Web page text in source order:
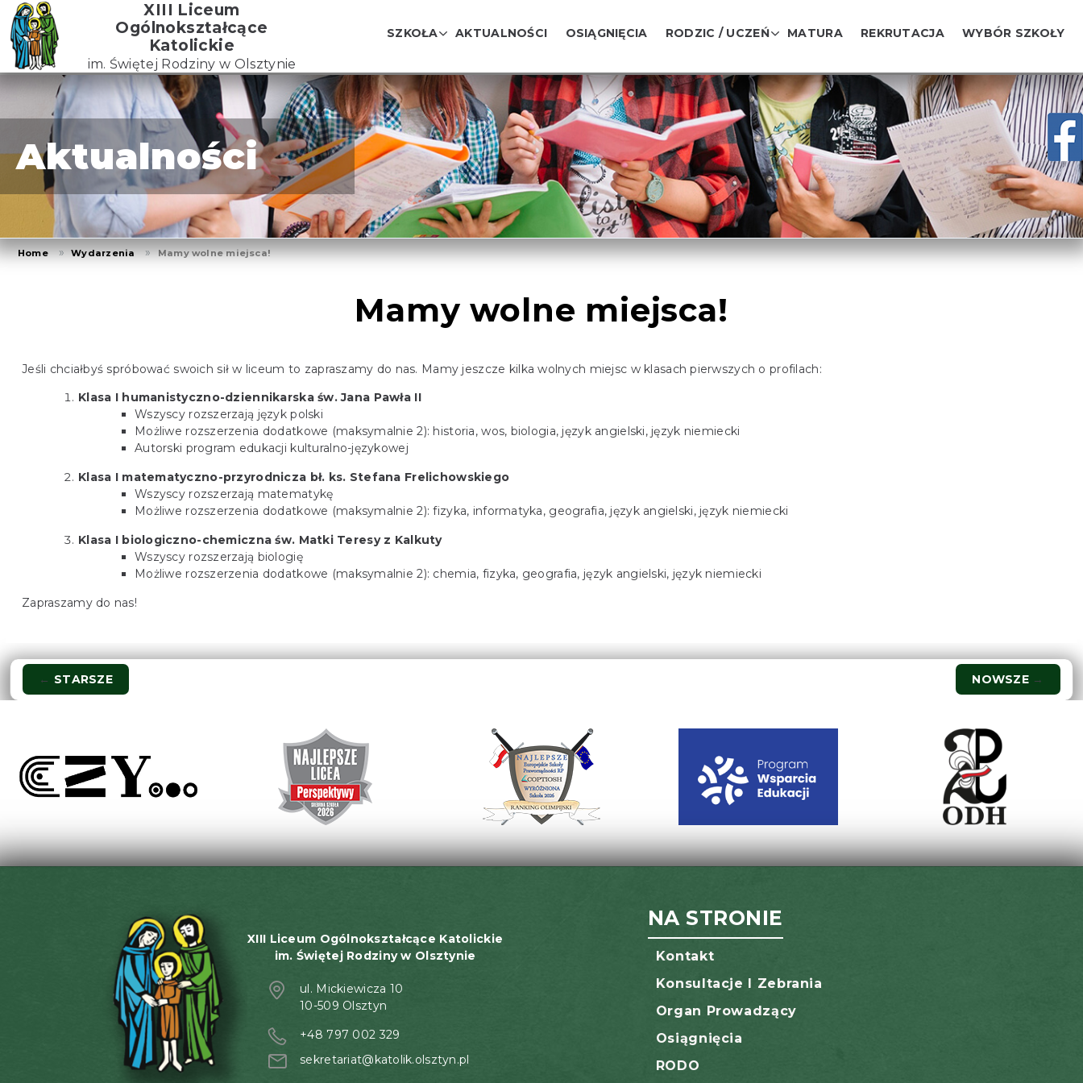
Skip
to
the
content
XIII Liceum
Ogólnokształcące
Katolickie
im. Świętej Rodziny w Olsztynie
SZKOŁA AKTUALNOŚCI OSIĄGNIĘCIA RODZIC / UCZEŃ MATURA REKRUTACJA WYBÓR SZKOŁY
Aktualności
Home Wydarzenia Mamy wolne miejsca!
Mamy wolne miejsca!
Jeśli chciałbyś spróbować swoich sił w liceum to zapraszamy do nas. Mamy jeszcze kilka wolnych miejsc w klasach pierwszych o profilach:
Klasa I humanistyczno-dziennikarska św. Jana Pawła II
Wszyscy rozszerzają język polski
Możliwe rozszerzenia dodatkowe (maksymalnie 2): historia, wos, biologia, język angielski, język niemiecki
Autorski program edukacji kulturalno-językowej
Klasa I matematyczno-przyrodnicza bł. ks. Stefana Frelichowskiego
Wszyscy rozszerzają matematykę
Możliwe rozszerzenia dodatkowe (maksymalnie 2): fizyka, informatyka, geografia, język angielski, język niemiecki
Klasa I biologiczno-chemiczna św. Matki Teresy z Kalkuty
Wszyscy rozszerzają biologię
Możliwe rozszerzenia dodatkowe (maksymalnie 2): chemia, fizyka, geografia, język angielski, język niemiecki
Zapraszamy do nas!
Nawigacja
← STARSZE NOWSZE →
XIII Liceum Ogólnokształcące Katolickie
im. Świętej Rodziny w Olsztynie
ul. Mickiewicza 10
10-509 Olsztyn
+48 797 002 329
sekretariat@katolik.olsztyn.pl
NA STRONIE
Kontakt
Konsultacje I Zebrania
Organ Prowadzący
Osiągnięcia
RODO